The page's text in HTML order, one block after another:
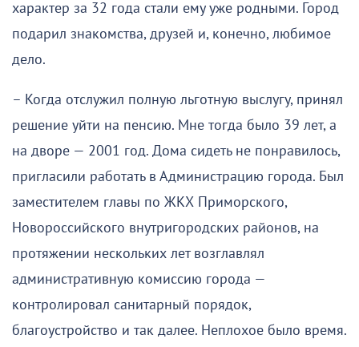
характер за 32 года стали ему уже родными. Город
подарил знакомства, друзей и, конечно, любимое
дело.
– Когда отслужил полную льготную выслугу, принял
решение уйти на пенсию. Мне тогда было 39 лет, а
на дворе — 2001 год. Дома сидеть не понравилось,
пригласили работать в Администрацию города. Был
заместителем главы по ЖКХ Приморского,
Новороссийского внутригородских районов, на
протяжении нескольких лет возглавлял
административную комиссию города —
контролировал санитарный порядок,
благоустройство и так далее. Неплохое было время.